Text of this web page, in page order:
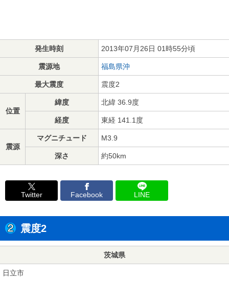
発生時刻 2013年07月26日 01時55分頃
震源地 福島県沖
最大震度 震度2
位置
緯度 北緯 36.9度
経度 東経 141.1度
震源
マグニチュード M3.9
深さ 約50km
Twitter Facebook LINE
震度2
茨城県
日立市